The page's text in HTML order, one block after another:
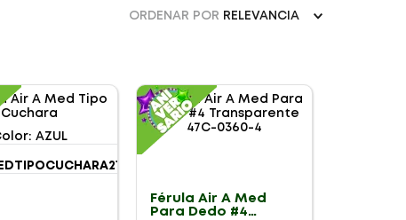
ORDENAR POR RELEVANCIA
: AZUL
Férula Air A Med
Para Dedo #4